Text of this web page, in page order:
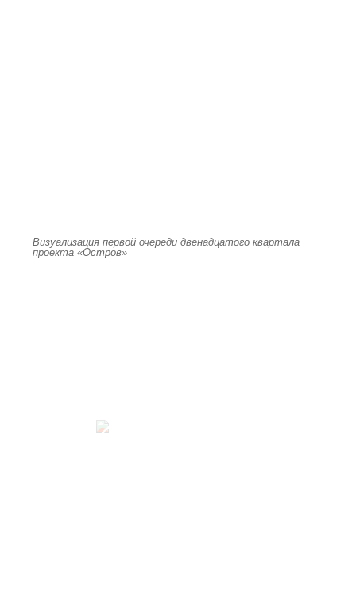
Визуализация первой очереди двенадцатого квартала
проекта «Остров»